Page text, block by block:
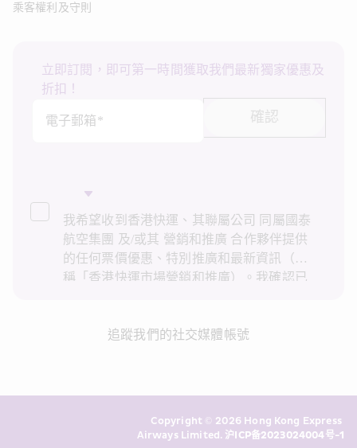
乘客權利及守則
立即訂閱，即可第一時間獲取我們最新獨家優惠及
折扣！
電子郵箱*
確認
我希望收到香港快運、其聯屬公司 同屬國泰
航空集團 及/或其 營銷和推廣 合作夥伴提供
的任何票價優惠、特別推廣和最新資訊（統
稱「香港快運市場營銷和推廣）。我確認已
錄進行直接市場營銷和推廣。我知悉在未經
快運的私隱政策。
追蹤我們的社交媒體帳號
Copyright © 2026 Hong Kong Express
Airways Limited. 沪ICP备2023024004号-1